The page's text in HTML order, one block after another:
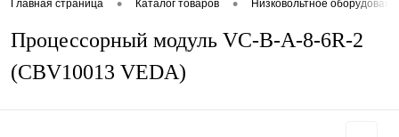
Главная страница • Каталог товаров • Низковольтное
Процессорный модуль VC-В-A-8-6R-2
(CBV10013 VEDA)